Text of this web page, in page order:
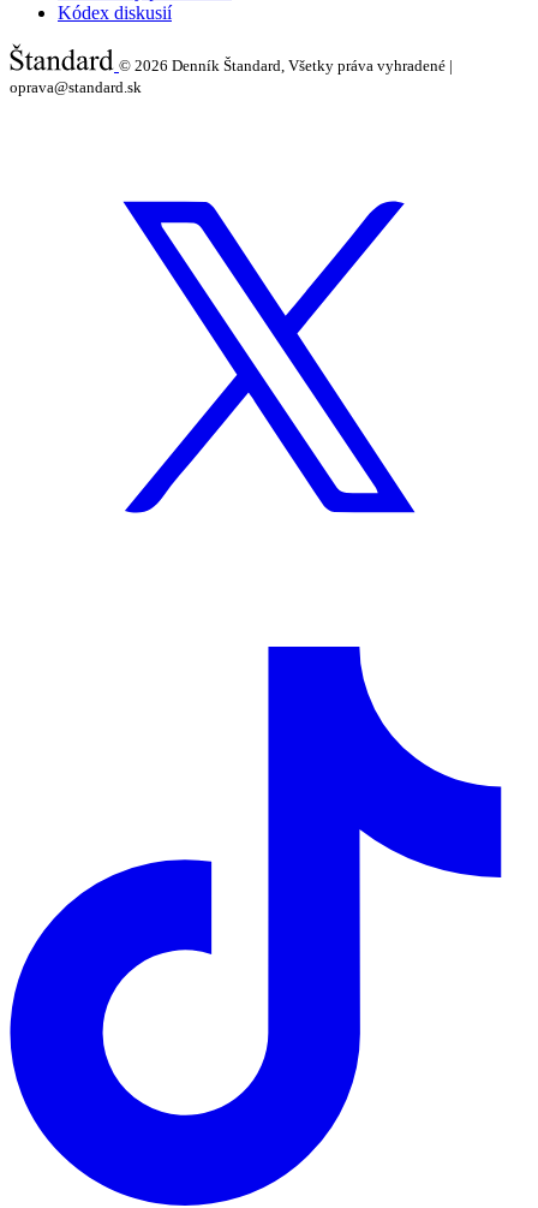
Kódex diskusií
© 2026 Denník Štandard, Všetky práva vyhradené |
oprava@standard.sk